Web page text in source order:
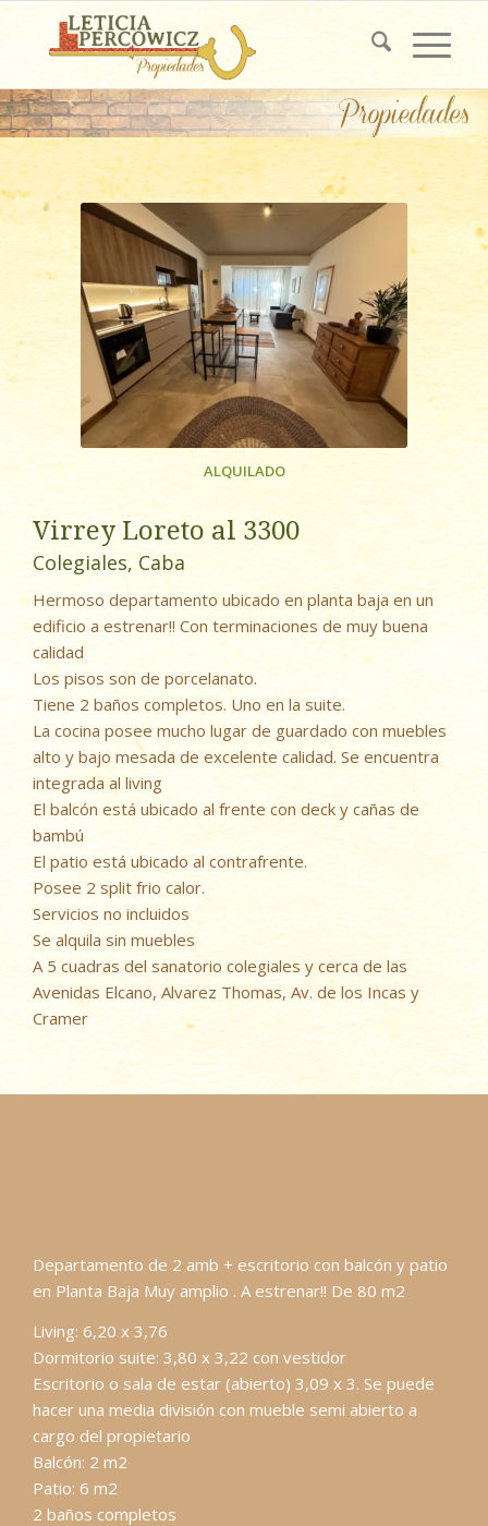
ALQUILADO
Virrey Loreto al 3300
Colegiales, Caba
Hermoso departamento ubicado en planta baja en un
edificio a estrenar!! Con terminaciones de muy buena
calidad
Los pisos son de porcelanato.
Tiene 2 baños completos. Uno en la suite.
La cocina posee mucho lugar de guardado con muebles
alto y bajo mesada de excelente calidad. Se encuentra
integrada al living
El balcón está ubicado al frente con deck y cañas de
bambú
El patio está ubicado al contrafrente.
Posee 2 split frio calor.
Servicios no incluidos
Se alquila sin muebles
A 5 cuadras del sanatorio colegiales y cerca de las
Avenidas Elcano, Alvarez Thomas, Av. de los Incas y
Cramer
Departamento de 2 amb + escritorio con balcón y patio
en Planta Baja Muy amplio . A estrenar!! De 80 m2
Living: 6,20 x 3,76
Dormitorio suite: 3,80 x 3,22 con vestidor
Escritorio o sala de estar (abierto) 3,09 x 3. Se puede
hacer una media división con mueble semi abierto a
cargo del propietario
Balcón: 2 m2
Patio: 6 m2
2 baños completos